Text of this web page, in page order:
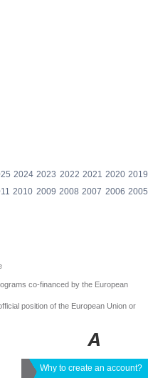
2024 2023 2022 2021 2020 2019
2010 2009 2008 2007 2006 2005
co-financed by the European
position of the European Union or
Why to create an account?